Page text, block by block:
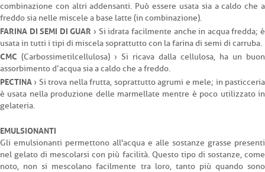
combinazione con altri addensanti. Può essere usata sia a caldo che a
freddo sia nelle miscele a base latte (in combinazione).
FARINA DI SEMI DI GUAR › Si idrata facilmente anche in acqua fredda; è
usata in tutti i tipi di miscela soprattutto con la farina di semi di carruba.
CMC (Carbossimetilcellulosa) › Si ricava dalla cellulosa, ha un buon
assorbimento d’acqua sia a caldo che a freddo.
PECTINA › Si trova nella frutta, soprattutto agrumi e mele; in pasticceria
è usata nella produzione delle marmellate mentre è poco utilizzato in
gelateria.
EMULSIONANTI
Gli emulsionanti permettono all'acqua e alle sostanze grasse presenti
nel gelato di mescolarsi con più facilità. Questo tipo di sostanze, come
noto, non si mescolano facilmente tra loro, tanto più quando sono